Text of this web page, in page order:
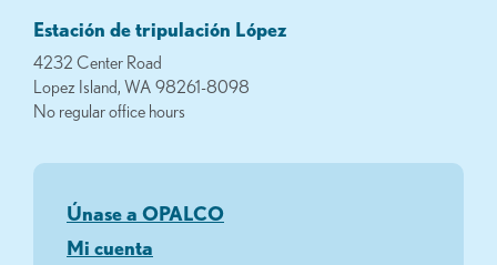
Estación de tripulación López
4232 Center Road
Lopez Island, WA 98261-8098
No regular office hours
Únase a OPALCO
Mi cuenta